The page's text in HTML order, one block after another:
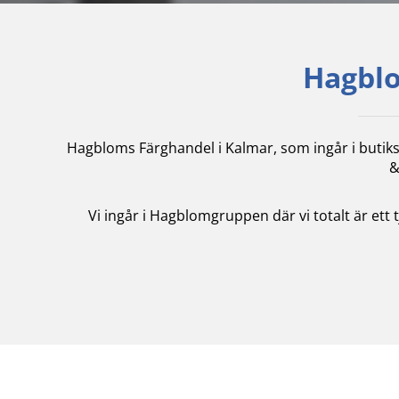
Hagbloms Färghandel i Kalmar, som ingår i
Vi ingår i Hagblomgruppen där vi totalt är